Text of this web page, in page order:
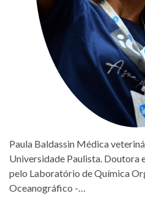
Paula Baldassin Médica
Universidade Paulista. Doutora
pelo Laboratório de Química
Oceanográfico -…